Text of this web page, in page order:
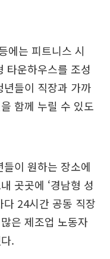
에는 피트니스 시
타운하우스를 조성
들이 직장과 가까
함께 누릴 수 있도
이 원하는 장소에
곳곳에 ‘경남형 성
다 24시간 공동 직장
은 제조업 노동자
.